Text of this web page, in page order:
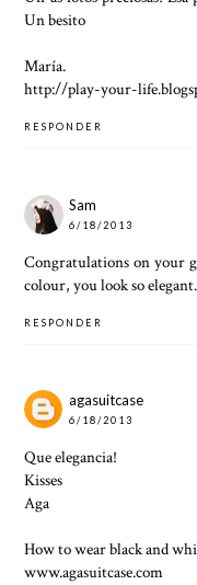
Un besito
María.
http://play-your-
RESPONDER
Sam
6/18/2013
Congratulations on your
colour, you look so elegant.
RESPONDER
agasuitcase
6/18/2013
Que elegancia!
Kisses
Aga
How to wear black and
www.agasuitcase.com